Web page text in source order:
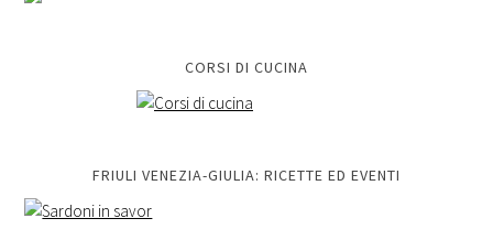
CORSI DI CUCINA
FRIULI VENEZIA-GIULIA: RICETTE ED EVENTI